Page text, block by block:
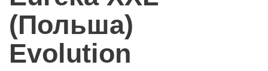
(Польша)
Evolution